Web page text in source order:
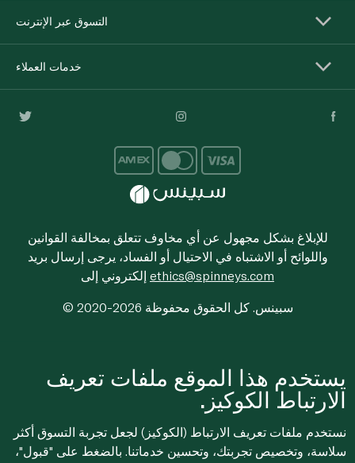
التسوق عبر الإنترنت
خدمات العملاء
للإبلاغ بشكل مجهول عن أي مخاوف تتعلق بمخالفة القوانين
واللوائح أو الاشتباه في الاحتيال أو الفساد، يرجى إرسال بريد
ethics@spinneys.com
© 2020-2026 سبينس. كل الحقوق محفوظة
يستخدم هذا الموقع ملفات تعريف
الارتباط الكوكيز.
نستخدم ملفات تعريف الارتباط (الكوكيز) لجعل تجربة التسوق أكثر
سلاسة، وتخصيص تجربتك، وتحسين خدماتنا. بالضغط على "قبول"،